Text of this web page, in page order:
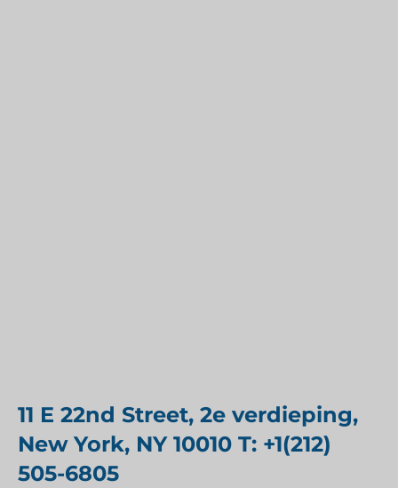
11 E 22nd Street, 2e verdieping,
New York, NY 10010 T: +1(212)
505-6805